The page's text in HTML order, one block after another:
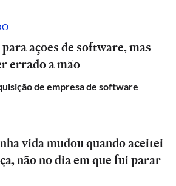
ações de software, mas
errado a mão
de empresa de software
vida mudou quando aceitei
não no dia em que fui parar